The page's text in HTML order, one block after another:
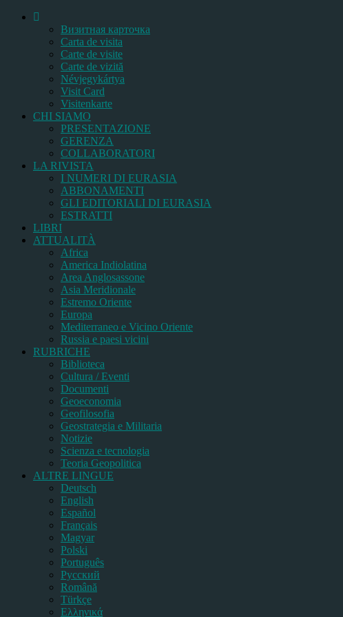
Bизитная карточка
Carta de visita
Carte de visite
Carte de vizită
Névjegykártya
Visit Card
Visitenkarte
CHI SIAMO
PRESENTAZIONE
GERENZA
COLLABORATORI
LA RIVISTA
I NUMERI DI EURASIA
ABBONAMENTI
GLI EDITORIALI DI EURASIA
ESTRATTI
LIBRI
ATTUALITÀ
Africa
America Indiolatina
Area Anglosassone
Asia Meridionale
Estremo Oriente
Europa
Mediterraneo e Vicino Oriente
Russia e paesi vicini
RUBRICHE
Biblioteca
Cultura / Eventi
Documenti
Geoeconomia
Geofilosofia
Geostrategia e Militaria
Notizie
Scienza e tecnologia
Teoria Geopolitica
ALTRE LINGUE
Deutsch
English
Español
Français
Magyar
Polski
Português
Pусский
Română
Türkçe
Ελληνικά